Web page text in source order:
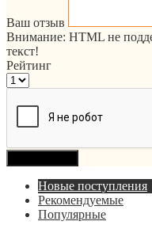
Ваш отзыв
Внимание: HTML не
текст!
Рейтинг
Новые поступления
Рекомендуемые
Популярные